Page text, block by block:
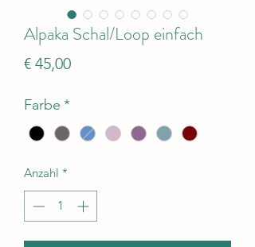
Alpaka Schal/Loop einfach
€ 45,00Preis
Farbe *
Anzahl *